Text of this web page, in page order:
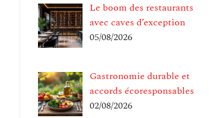
Le boom des restaurants
avec caves d’exception
05/08/2026
Gastronomie durable et
accords écoresponsables
02/08/2026